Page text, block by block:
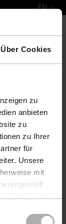
Über Cookies
zu
anbieten
zu
zu Ihrer
für
Unsere
mit
EN
& Protect Set